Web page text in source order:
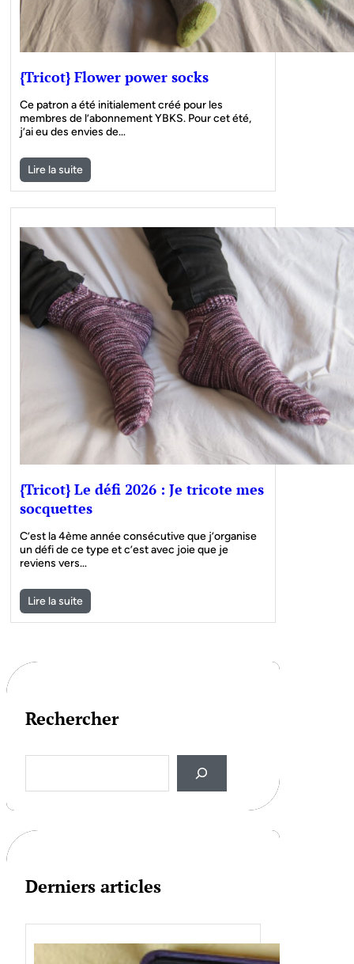
{Tricot} Flower power socks
Ce patron a été initialement créé pour les
membres de l’abonnement YBKS. Pour cet été,
j’ai eu des envies de…
Lire la suite
{Tricot} Le défi 2026 : Je tricote mes
socquettes
C’est la 4ème année consécutive que j’organise
un défi de ce type et c’est avec joie que je
reviens vers…
Lire la suite
Rechercher
a
h
Derniers articles